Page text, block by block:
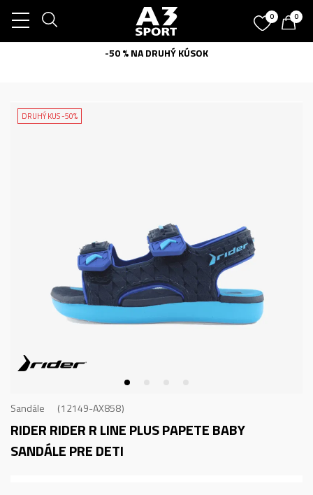
0 0
-50 % NA DRUHÝ KÚSOK
DRUHÝ KUS -50%
Sandále 12149-AX858
RIDER RIDER R LINE PLUS PAPETE BABY
SANDÁLE PRE DETI